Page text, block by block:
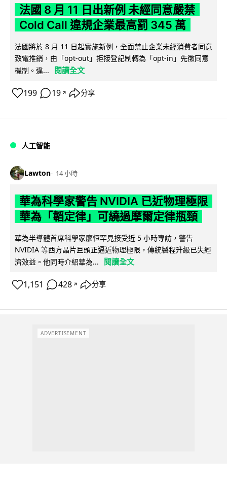
法國 8 月 11 日出新例 未經同意嚴禁
Cold Call 違規企業最高罰 345 萬
法國將於 8 月 11 日起實施新例，全面禁止企業未經消費者同意
致電推銷，由「opt-out」拒接登記制轉為「opt-in」先徵同意
機制。違...
閱讀全文
199 19 ↗ 分享
人工智能
Lawton 14 小時
華為科學家警告 NVIDIA 已近物理極限
華為「韜定律」可繞過摩爾定律瓶頸
華為半導體首席科學家廖恒罕見接受近 5 小時專訪，警告
NVIDIA 等西方晶片巨頭正逼近物理極限，傳統製程升級已失經
濟效益。他同時介紹華為...
閱讀全文
1,151 428 ↗ 分享
ADVERTISEMENT